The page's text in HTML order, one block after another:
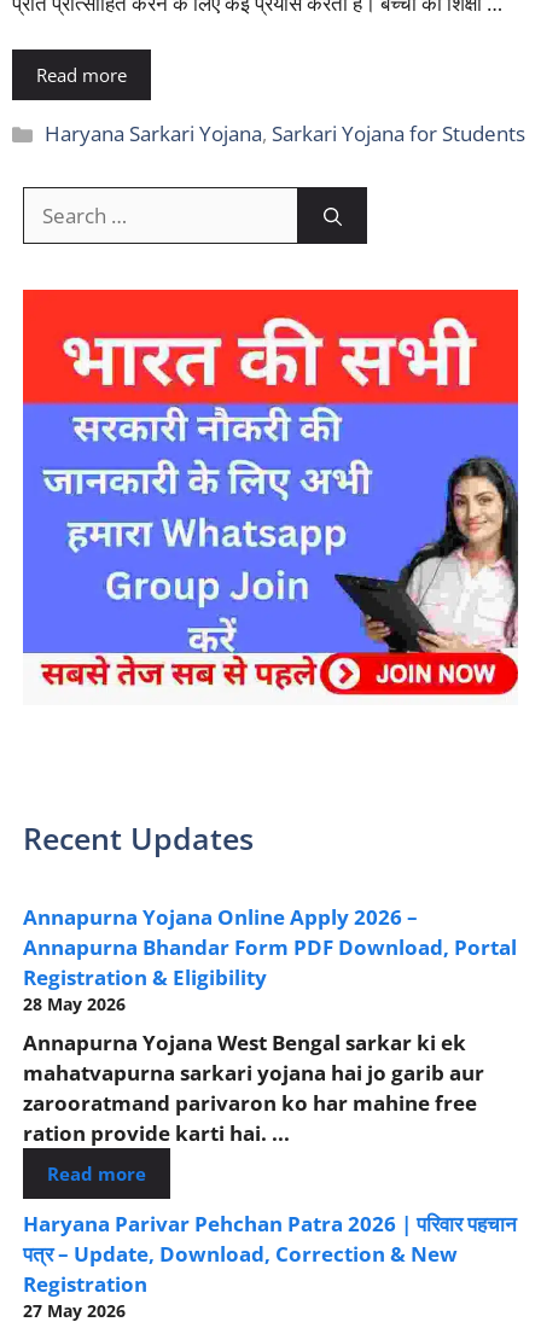
Read more
Categories
Haryana Sarkari Yojana, Sarkari Yojana for Students
for:
Recent Updates
Annapurna Yojana Online Apply 2026 –
Annapurna Bhandar Form PDF Download, Portal
Registration & Eligibility
28 May 2026
Annapurna Yojana West Bengal sarkar ki ek
mahatvapurna sarkari yojana hai jo garib aur
zarooratmand parivaron ko har mahine free
ration provide karti hai. ...
Read more
Haryana Parivar Pehchan Patra 2026 | परिवार पहचान
पत्र – Update, Download, Correction & New
Registration
27 May 2026